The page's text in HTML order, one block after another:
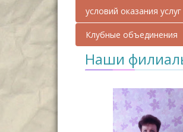
условий оказания услуг
Клубные объединения
Наши